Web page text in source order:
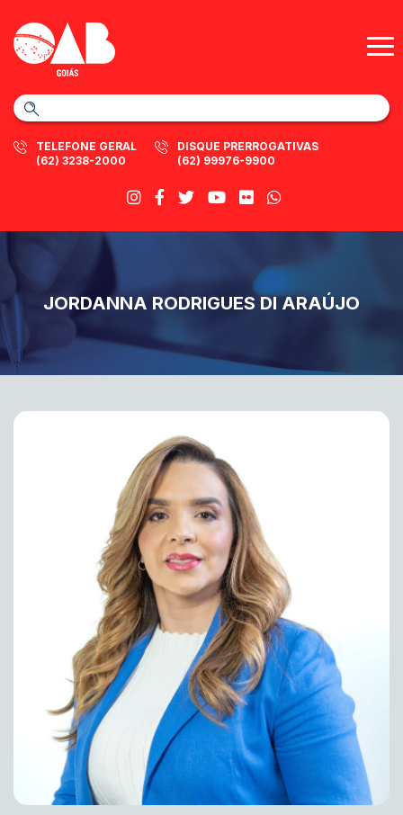
TELEFONE GERAL
(62) 3238-2000
DISQUE PRERROGATIVAS
(62) 99976-9900
JORDANNA RODRIGUES DI ARAÚJO